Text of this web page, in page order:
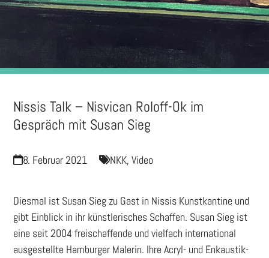
Nissis Talk – Nisvican Roloff-Ok im
Gespräch mit Susan Sieg
8. Februar 2021 NKK,Video
Diesmal ist Susan Sieg zu Gast in Nissis Kunstkantine und
gibt Einblick in ihr künstlerisches Schaffen. Susan Sieg ist
eine seit 2004 freischaffende und vielfach international
ausgestellte Hamburger Malerin. Ihre Acryl- und Enkaustik-